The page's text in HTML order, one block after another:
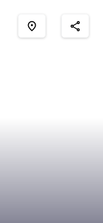
place share